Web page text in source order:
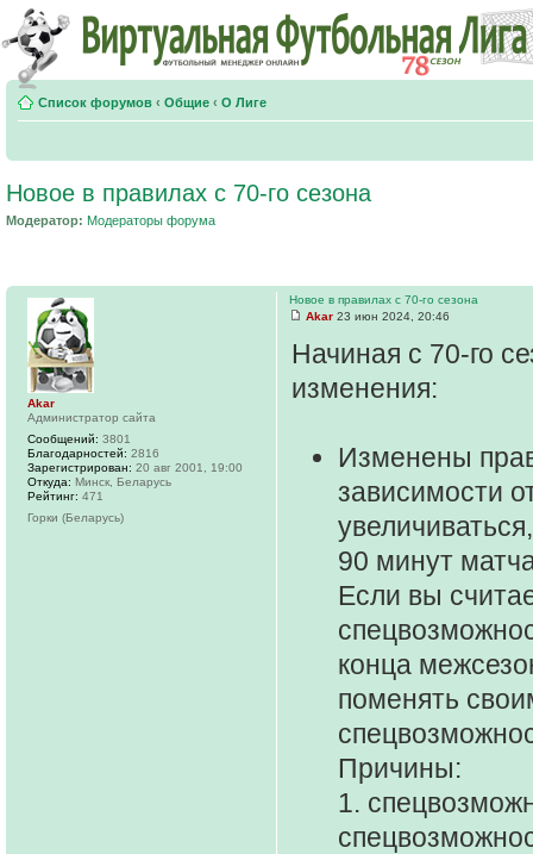
Список форумов ‹ Общие ‹ О Лиге
Новое в правилах с 70-го сезона
Модератор: Модераторы форума
Новое в правилах с 70-го сезона
Akar 23 июн 2024, 20:46
Начиная с 70-го
изменения:
Изменены
зависимости
90 минут
Если вы
конца
поменять
Причины:
1.
Akar
Администратор сайта
Сообщений: 3801
Благодарностей: 2816
Зарегистрирован: 20 авг 2001, 19:00
Откуда: Минск, Беларусь
Рейтинг: 471
Горки (Беларусь)